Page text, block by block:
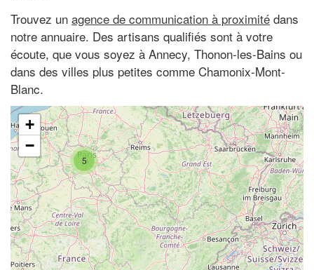
Trouvez un agence de communication à proximité dans
notre annuaire. Des artisans qualifiés sont à votre
écoute, que vous soyez à Annecy, Thonon-les-Bains ou
dans des villes plus petites comme Chamonix-Mont-
Blanc.
5
+
−